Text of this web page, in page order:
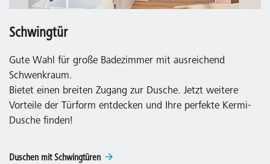
Schwingtür
Gute Wahl für große Badezimmer mit ausreichend
Schwenkraum.
Bietet einen breiten Zugang zur Dusche. Jetzt weitere
Vorteile der Türform entdecken und Ihre perfekte Kermi-
Dusche finden!
Duschen mit Schwingtüren